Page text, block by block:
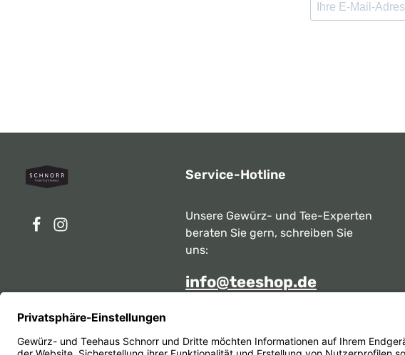
Service-Hotline
Unsere Gewürz- und Tee-Experten
beraten Sie gern, schreiben Sie
uns:
info@teeshop.de
Mo - Sa zwischen 10:00 - 17:00 Uhr